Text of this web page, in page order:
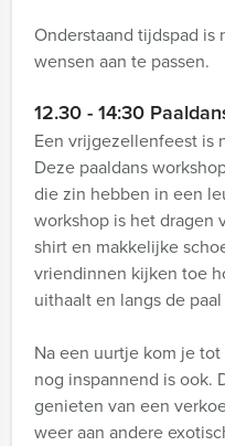
Onderstaand tijdspad
wensen aan te passen.
12.30 - 14:30
Een vrijgezellenfeest is
Deze paaldans
die zin hebben in een
workshop is het dragen
shirt en makkelijke
vriendinnen kijken toe
uithaalt en langs de
Na een uurtje kom je
nog inspannend is ook.
genieten van een
weer aan andere